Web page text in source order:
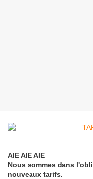
AIE AIE AIE
Nous sommes dans
nouveaux tarifs.